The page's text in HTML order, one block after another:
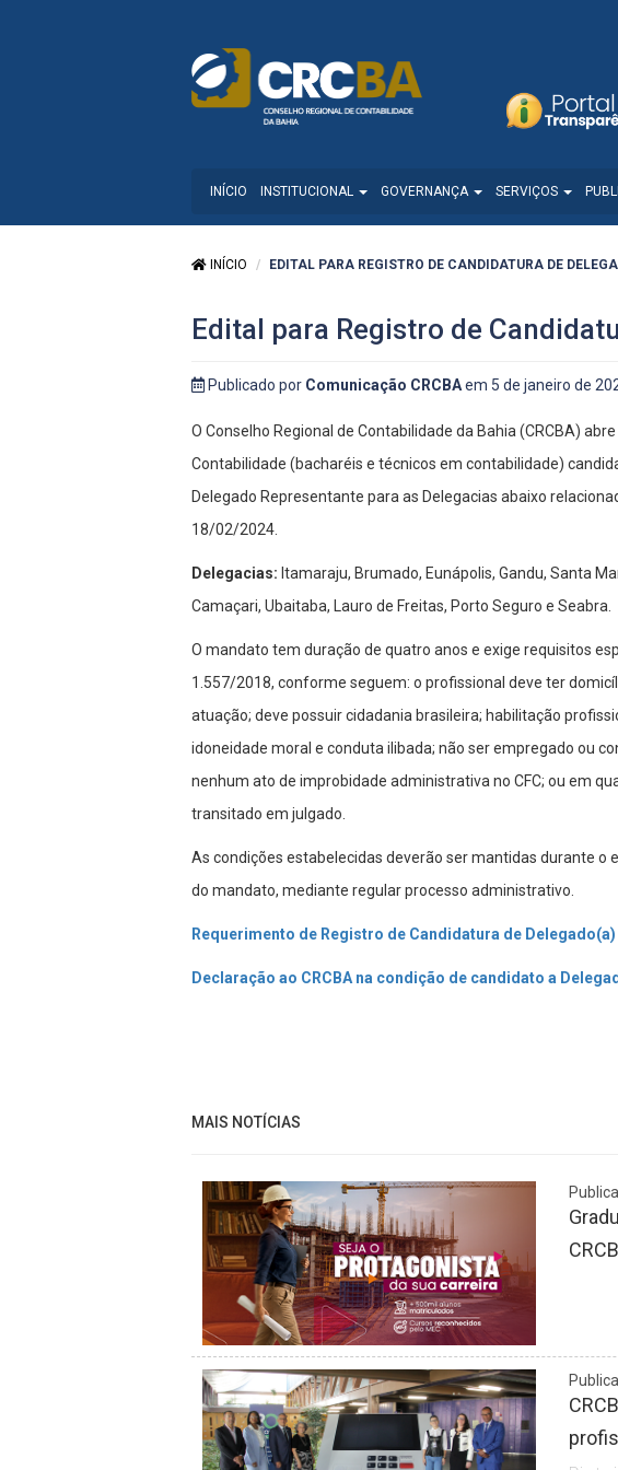
INÍCIO INSTITUCIONAL GOVERNANÇA SERVIÇOS
INÍCIO EDITAL PARA REGISTRO DE CANDIDATURA DE
Edital para Registro de
Publicado por Comunicação CRCBAem 5 de janeiro de
O Conselho Regional de Contabilidade da Bahia (CRCBA)
Contabilidade (bacharéis e técnicos em contabilidade)
Delegado Representante para as Delegacias abaixo
18/02/2024.
Delegacias: Itamaraju, Brumado, Eunápolis, Gandu, Santa
Camaçari, Ubaitaba, Lauro de Freitas, Porto Seguro e Seabra.
O mandato tem duração de quatro anos e exige requisitos
1.557/2018, conforme seguem: o profissional deve ter
atuação; deve possuir cidadania brasileira; habilitação
idoneidade moral e conduta ilibada; não ser empregado ou
nenhum ato de improbidade administrativa no CFC; ou em
transitado em julgado.
As condições estabelecidas deverão ser mantidas durante o
do mandato, mediante regular processo administrativo.
Requerimento de Registro de Candidatura de Delegado(a)
Declaração ao CRCBA na condição de candidato a
MAIS NOTÍCIAS